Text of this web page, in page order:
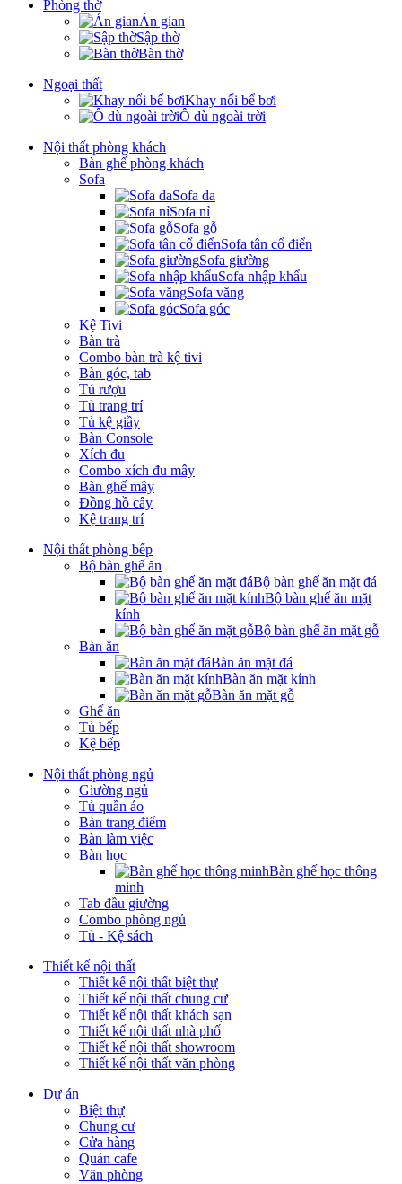
Phòng thờ
Án gian
Sập thờ
Bàn thờ
Ngoại thất
Khay nổi bể bơi
Ô dù ngoài trời
Nội thất phòng khách
Bàn ghế phòng khách
Sofa
Sofa da
Sofa nỉ
Sofa gỗ
Sofa tân cổ điển
Sofa giường
Sofa nhập khẩu
Sofa văng
Sofa góc
Kệ Tivi
Bàn trà
Combo bàn trà kệ tivi
Bàn góc, tab
Tủ rượu
Tủ trang trí
Tủ kệ giầy
Bàn Console
Xích đu
Combo xích đu mây
Bàn ghế mây
Đồng hồ cây
Kệ trang trí
Nội thất phòng bếp
Bộ bàn ghế ăn
Bộ bàn ghế ăn mặt đá
Bộ bàn ghế ăn mặt
kính
Bộ bàn ghế ăn mặt gỗ
Bàn ăn
Bàn ăn mặt đá
Bàn ăn mặt kính
Bàn ăn mặt gỗ
Ghế ăn
Tủ bếp
Kệ bếp
Nội thất phòng ngủ
Giường ngủ
Tủ quần áo
Bàn trang điểm
Bàn làm việc
Bàn học
Bàn ghế học thông
minh
Tab đầu giường
Combo phòng ngủ
Tủ - Kệ sách
Thiết kế nội thất
Thiết kế nội thất biệt thự
Thiết kế nội thất chung cư
Thiết kế nội thất khách sạn
Thiết kế nội thất nhà phố
Thiết kế nội thất showroom
Thiết kế nội thất văn phòng
Dự án
Biệt thự
Chung cư
Cửa hàng
Quán cafe
Văn phòng